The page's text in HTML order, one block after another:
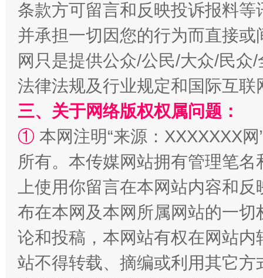
漫山遍野的桃花与雪山、麦地、白藏房 除
条款方可留言和反映投诉报料
并承担一切因您的行为而直接
网只是提供公众/公民/大众/民
法律法规及行业规定和国际互
三、关于网络版权权属问题：
① 本网注明“来源：XXXXXXX
所有。本传媒网站拥有管理笔
上使用你留言在本网站内容和
布在本网及本网所属网站的一
论和投稿，本网站有权在网站
站不得转载、摘编或利用其它